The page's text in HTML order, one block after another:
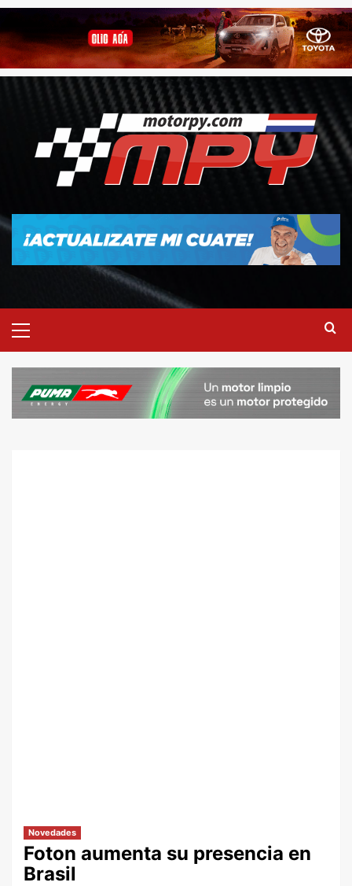
Novedades
Foton aumenta su presencia en
Brasil